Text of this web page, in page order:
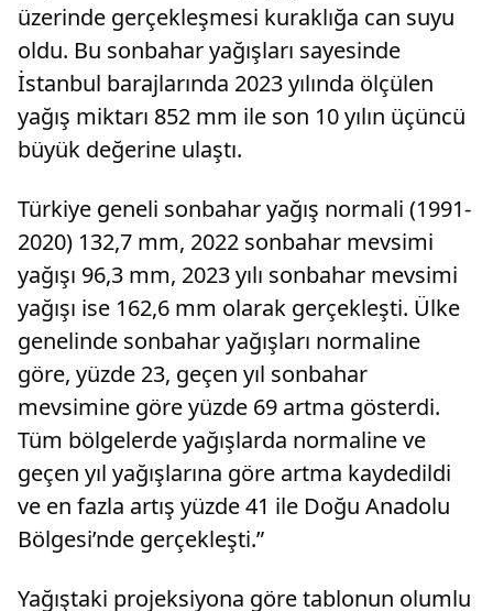
üzerinde gerçekleşmesi kuraklığa can suyu
oldu. Bu sonbahar yağışları sayesinde
İstanbul barajlarında 2023 yılında ölçülen
yağış miktarı 852 mm ile son 10 yılın üçüncü
büyük değerine ulaştı.
Türkiye geneli sonbahar yağış normali (1991-
2020) 132,7 mm, 2022 sonbahar mevsimi
yağışı 96,3 mm, 2023 yılı sonbahar mevsimi
yağışı ise 162,6 mm olarak gerçekleşti. Ülke
genelinde sonbahar yağışları normaline
göre, yüzde 23, geçen yıl sonbahar
mevsimine göre yüzde 69 artma gösterdi.
Tüm bölgelerde yağışlarda normaline ve
geçen yıl yağışlarına göre artma kaydedildi
ve en fazla artış yüzde 41 ile Doğu Anadolu
Bölgesi’nde gerçekleşti.”
Yağıştaki projeksiyona göre tablonun olumlu